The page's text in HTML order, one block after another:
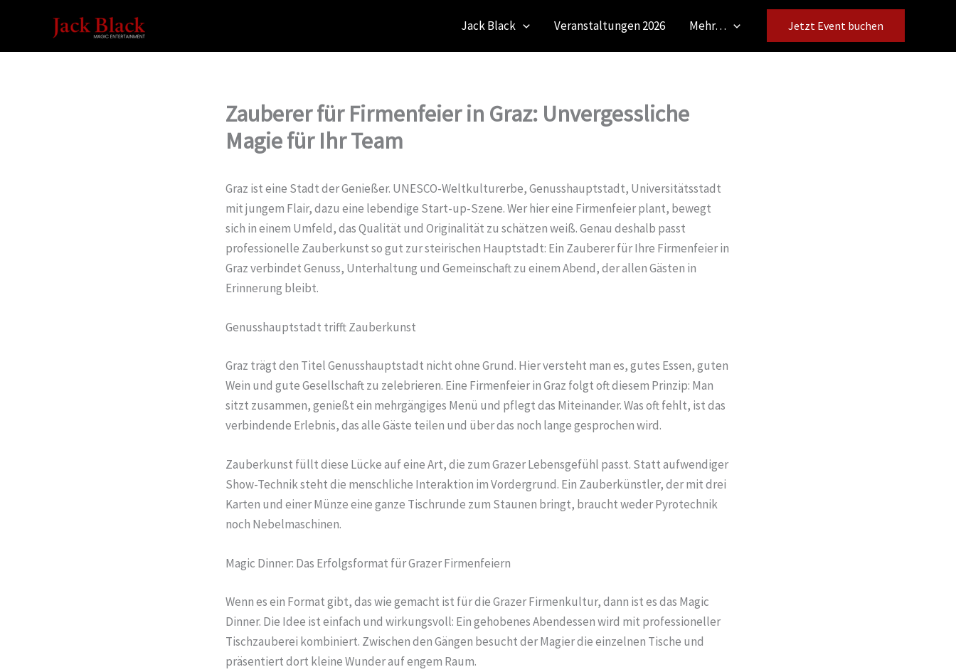
springen
Jack Black Veranstaltungen 2026 Mehr… Jetzt Event buchen
Zauberer für Firmenfeier in Graz: Unvergessliche
Magie für Ihr Team
Graz ist eine Stadt der Genießer. UNESCO-Weltkulturerbe, Genusshauptstadt, Universitätsstadt
mit jungem Flair, dazu eine lebendige Start-up-Szene. Wer hier eine Firmenfeier plant, bewegt
sich in einem Umfeld, das Qualität und Originalität zu schätzen weiß. Genau deshalb passt
professionelle Zauberkunst so gut zur steirischen Hauptstadt: Ein Zauberer für Ihre Firmenfeier in
Graz verbindet Genuss, Unterhaltung und Gemeinschaft zu einem Abend, der allen Gästen in
Erinnerung bleibt.
Genusshauptstadt trifft Zauberkunst
Graz trägt den Titel Genusshauptstadt nicht ohne Grund. Hier versteht man es, gutes Essen, guten
Wein und gute Gesellschaft zu zelebrieren. Eine Firmenfeier in Graz folgt oft diesem Prinzip: Man
sitzt zusammen, genießt ein mehrgängiges Menü und pflegt das Miteinander. Was oft fehlt, ist das
verbindende Erlebnis, das alle Gäste teilen und über das noch lange gesprochen wird.
Zauberkunst füllt diese Lücke auf eine Art, die zum Grazer Lebensgefühl passt. Statt aufwendiger
Show-Technik steht die menschliche Interaktion im Vordergrund. Ein Zauberkünstler, der mit drei
Karten und einer Münze eine ganze Tischrunde zum Staunen bringt, braucht weder Pyrotechnik
noch Nebelmaschinen.
Magic Dinner: Das Erfolgsformat für Grazer Firmenfeiern
Wenn es ein Format gibt, das wie gemacht ist für die Grazer Firmenkultur, dann ist es das Magic
Dinner. Die Idee ist einfach und wirkungsvoll: Ein gehobenes Abendessen wird mit professioneller
Tischzauberei kombiniert. Zwischen den Gängen besucht der Magier die einzelnen Tische und
präsentiert dort kleine Wunder auf engem Raum.